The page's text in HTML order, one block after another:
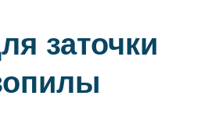
заточки